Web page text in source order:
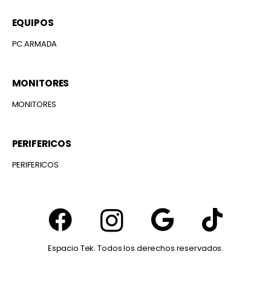
EQUIPOS
PC ARMADA
MONITORES
MONITORES
PERIFERICOS
PERIFERICOS
Espacio Tek. Todos los derechos reservados.